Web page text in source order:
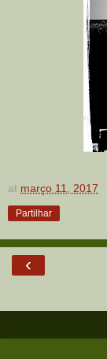
at março 11, 2017
Partilhar
‹